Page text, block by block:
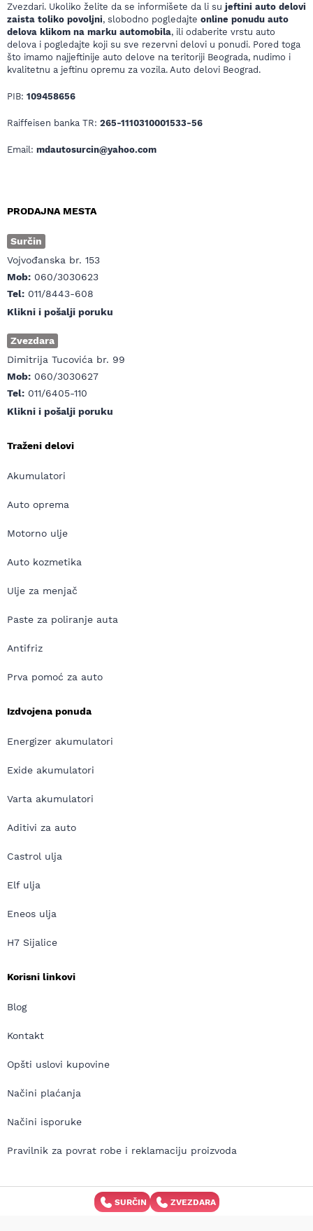
Zvezdari. Ukoliko želite da se informišete da li su jeftini auto delovi
zaista toliko povoljni, slobodno pogledajte online ponudu auto
delova klikom na marku automobila, ili odaberite vrstu auto
delova i pogledajte koji su sve rezervni delovi u ponudi. Pored toga
što imamo najjeftinije auto delove na teritoriji Beograda, nudimo i
kvalitetnu a jeftinu opremu za vozila. Auto delovi Beograd.
PIB: 109458656
Raiffeisen banka TR: 265-1110310001533-56
Email: mdautosurcin@yahoo.com
PRODAJNA MESTA
Surčin
Vojvođanska br. 153
Mob: 060/3030623
Tel: 011/8443-608
Klikni i pošalji poruku
Zvezdara
Dimitrija Tucovića br. 99
Mob: 060/3030627
Tel: 011/6405-110
Klikni i pošalji poruku
Traženi delovi
Akumulatori
Auto oprema
Motorno ulje
Auto kozmetika
Ulje za menjač
Paste za poliranje auta
Antifriz
Prva pomoć za auto
Izdvojena ponuda
Energizer akumulatori
Exide akumulatori
Varta akumulatori
Aditivi za auto
Castrol ulja
Elf ulja
Eneos ulja
H7 Sijalice
Korisni linkovi
Blog
Kontakt
Opšti uslovi kupovine
Načini plaćanja
Načini isporuke
Pravilnik za povrat robe i reklamaciju proizvoda
Copyright © MD Auto 2026 | Izrada internet prodavnice:
Avokado.rs
SURČIN ZVEZDARA